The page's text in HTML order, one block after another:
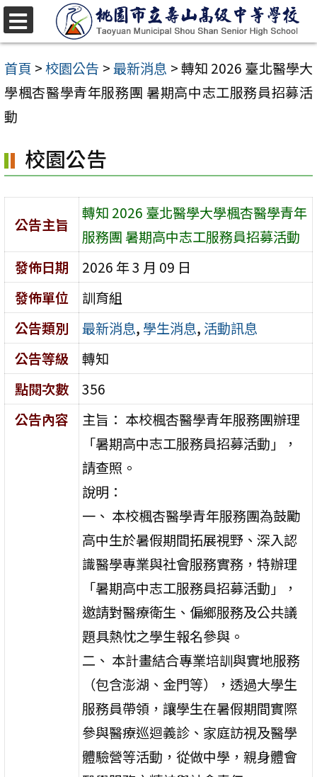
跳
至
主
要
內
區
首頁 >校園公告 >最新消息 >轉知 2026 臺北醫學大
學楓杏醫學青年服務團 暑期高中志工服務員招募活
動
校園公告
公告主旨
轉知 2026 臺北醫學大學楓杏醫學青年
服務團 暑期高中志工服務員招募活動
發佈日期
2026 年 3 月 09 日
發佈單位
訓育組
公告類別
最新消息, 學生消息, 活動訊息
公告等級
轉知
點閱次數
356
公告內容
主旨： 本校楓杏醫學青年服務團辦理
「暑期高中志工服務員招募活動」，
請查照。
說明：
一、 本校楓杏醫學青年服務團為鼓勵
高中生於暑假期間拓展視野、深入認
識醫學專業與社會服務實務，特辦理
「暑期高中志工服務員招募活動」，
邀請對醫療衛生、偏鄉服務及公共議
題具熱忱之學生報名參與。
二、 本計畫結合專業培訓與實地服務
（包含澎湖、金門等），透過大學生
服務員帶領，讓學生在暑假期間實際
參與醫療巡迴義診、家庭訪視及醫學
體驗營等活動，從做中學，親身體會
選
單